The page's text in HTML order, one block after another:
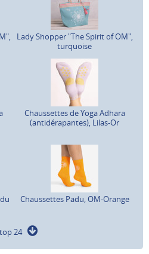
Lady Shopper "The Spirit of OM",
turquoise
Chaussettes de Yoga Adhara
(antidérapantes), Lilas-Or
Chaussettes Padu, OM-Orange
24